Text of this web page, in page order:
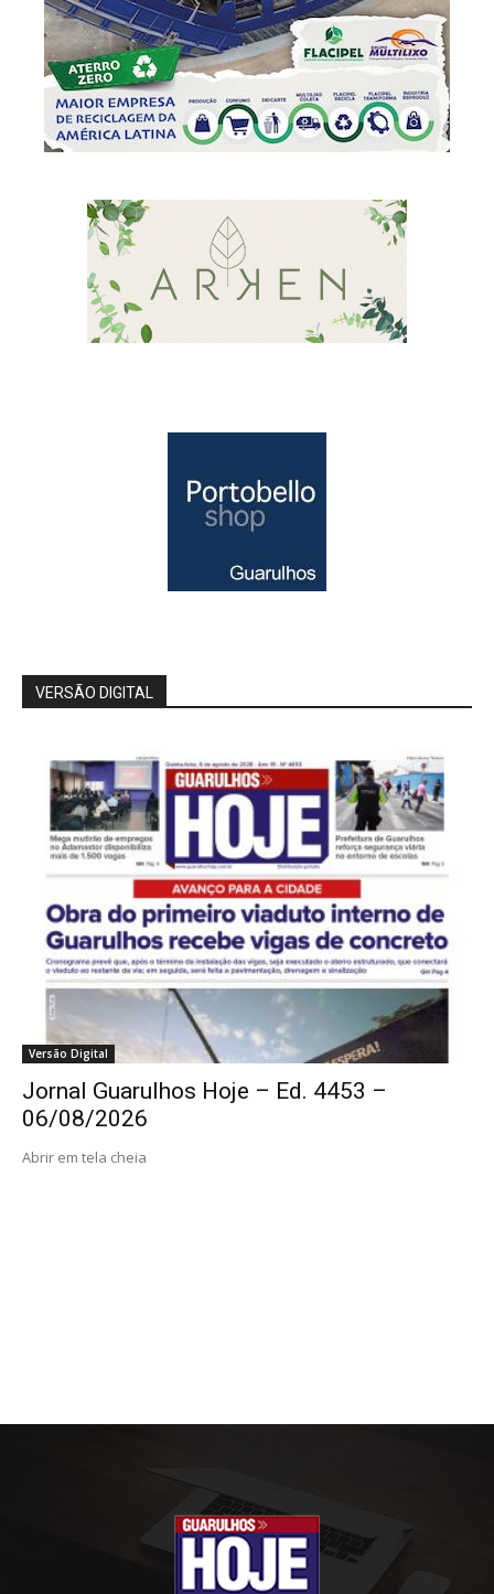
VERSÃO DIGITAL
Versão Digital
Jornal Guarulhos Hoje – Ed. 4453 –
06/08/2026
Abrir em tela cheia